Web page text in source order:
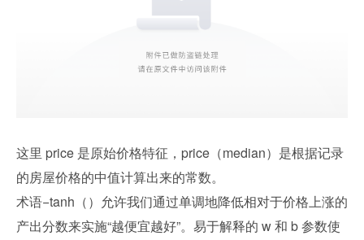
这里 price 是原始价格特征，price（median）是根据记录
的房屋价格的中值计算出来的常数。
术语−tanh（）允许我们通过单调地降低相对于价格上涨的
产出分数来实施“越便宜越好”。易于解释的 w 和 b 参数使